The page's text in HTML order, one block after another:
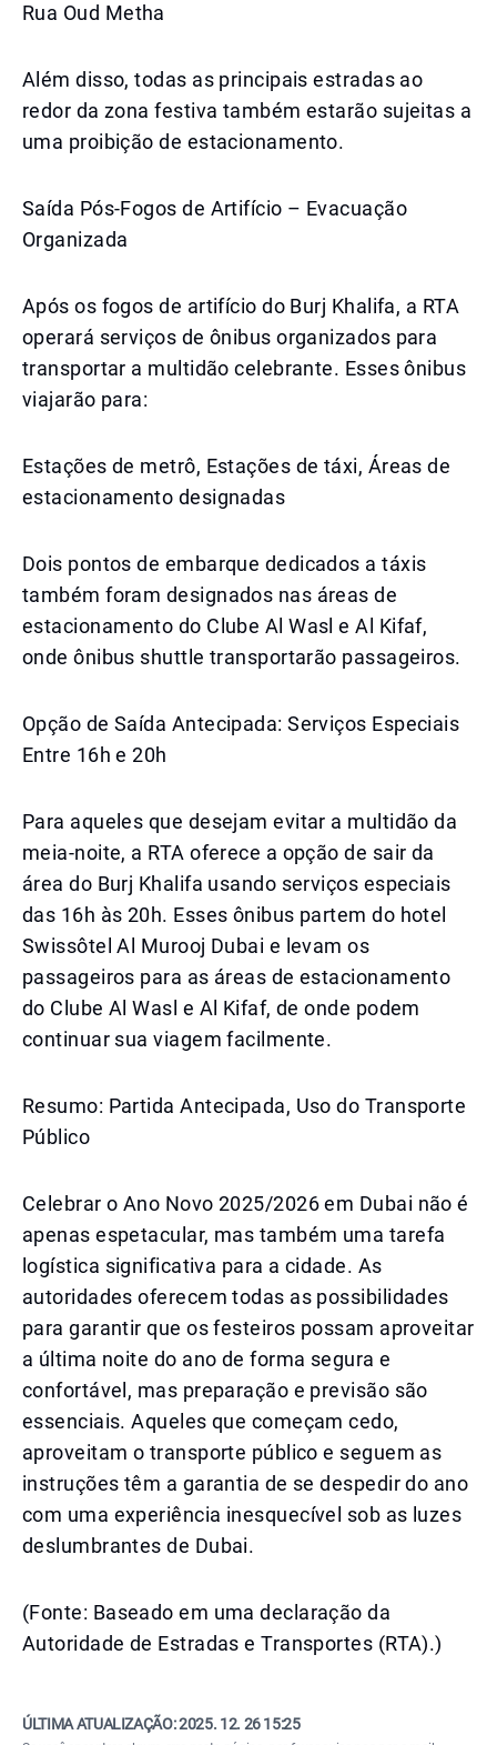
Rua Oud Metha
Além disso, todas as principais estradas ao
redor da zona festiva também estarão sujeitas a
uma proibição de estacionamento.
Saída Pós-Fogos de Artifício – Evacuação
Organizada
Após os fogos de artifício do Burj Khalifa, a RTA
operará serviços de ônibus organizados para
transportar a multidão celebrante. Esses ônibus
viajarão para:
Estações de metrô, Estações de táxi, Áreas de
estacionamento designadas
Dois pontos de embarque dedicados a táxis
também foram designados nas áreas de
estacionamento do Clube Al Wasl e Al Kifaf,
onde ônibus shuttle transportarão passageiros.
Opção de Saída Antecipada: Serviços Especiais
Entre 16h e 20h
Para aqueles que desejam evitar a multidão da
meia-noite, a RTA oferece a opção de sair da
área do Burj Khalifa usando serviços especiais
das 16h às 20h. Esses ônibus partem do hotel
Swissôtel Al Murooj Dubai e levam os
passageiros para as áreas de estacionamento
do Clube Al Wasl e Al Kifaf, de onde podem
continuar sua viagem facilmente.
Resumo: Partida Antecipada, Uso do Transporte
Público
Celebrar o Ano Novo 2025/2026 em Dubai não é
apenas espetacular, mas também uma tarefa
logística significativa para a cidade. As
autoridades oferecem todas as possibilidades
para garantir que os festeiros possam aproveitar
a última noite do ano de forma segura e
confortável, mas preparação e previsão são
essenciais. Aqueles que começam cedo,
aproveitam o transporte público e seguem as
instruções têm a garantia de se despedir do ano
com uma experiência inesquecível sob as luzes
deslumbrantes de Dubai.
(Fonte: Baseado em uma declaração da
Autoridade de Estradas e Transportes (RTA).)
ÚLTIMA ATUALIZAÇÃO:2025. 12. 26 15:25